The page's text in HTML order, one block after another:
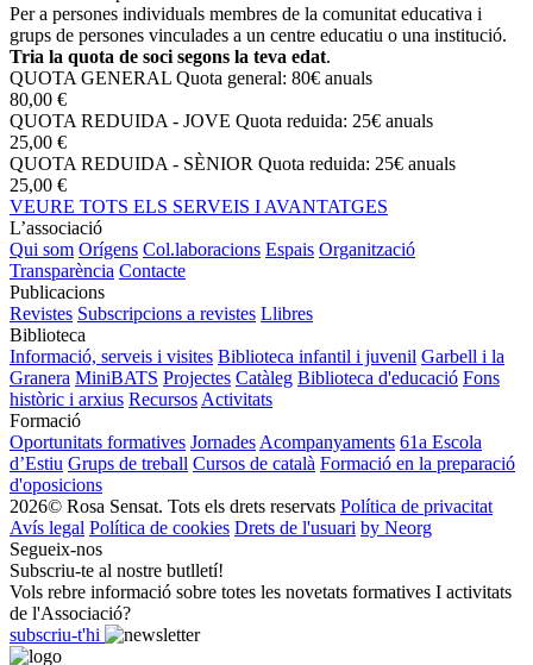
Per a persones individuals membres de la comunitat educativa i
grups de persones vinculades a un centre educatiu o una institució.
Tria la quota de soci segons la teva edat.
QUOTA GENERAL Quota general: 80€ anuals
80,00 €
QUOTA REDUIDA - JOVE Quota reduida: 25€ anuals
25,00 €
QUOTA REDUIDA - SÈNIOR Quota reduida: 25€ anuals
25,00 €
VEURE TOTS ELS SERVEIS I AVANTATGES
L’associació
Qui som Orígens Col.laboracions Espais Organització
Transparència Contacte
Publicacions
Revistes Subscripcions a revistes Llibres
Biblioteca
Informació, serveis i visites Biblioteca infantil i juvenil Garbell i la
Granera MiniBATS Projectes Catàleg Biblioteca d'educació Fons
històric i arxius Recursos Activitats
Formació
Oportunitats formatives Jornades Acompanyaments 61a Escola
d’Estiu Grups de treball Cursos de català Formació en la preparació
d'oposicions
2026© Rosa Sensat. Tots els drets reservats Política de privacitat
Avís legal Política de cookies Drets de l'usuari by Neorg
Segueix-nos
Subscriu-te al nostre butlletí!
Vols rebre informació sobre totes les novetats formatives I activitats
de l'Associació?
subscriu-t'hi